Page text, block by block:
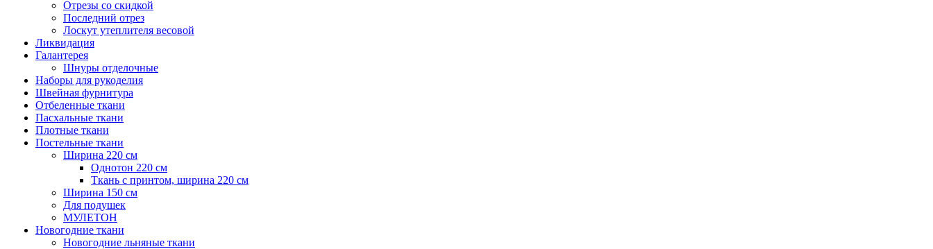
Отрезы со скидкой
Последний отрез
Лоскут утеплителя весовой
Ликвидация
Галантерея
Шнуры отделочные
Наборы для рукоделия
Швейная фурнитура
Отбеленные ткани
Пасхальные ткани
Плотные ткани
Постельные ткани
Ширина 220 см
Однотон 220 см
Ткань с принтом, ширина 220 см
Ширина 150 см
Для подушек
МУЛЕТОН
Новогодние ткани
Новогодние льняные ткани